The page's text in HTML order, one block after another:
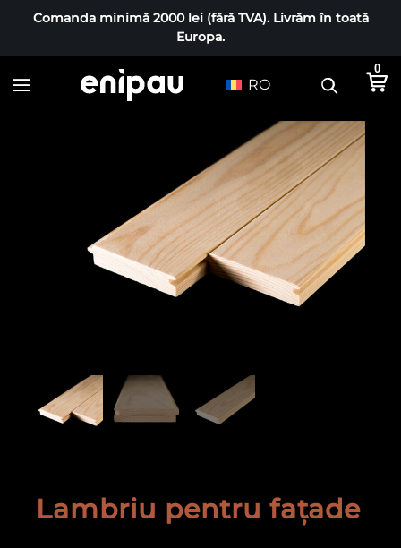
Comanda minimă 2000 lei (fără TVA). Livrăm în toată
Europa.
RO
0
Lambriu pentru fațade